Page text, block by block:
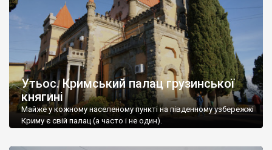
Утьос. Кримський палац грузинської
княгині
Майже у кожному населеному пункті на південному узбережжі
Криму є свій палац (а часто і не один).